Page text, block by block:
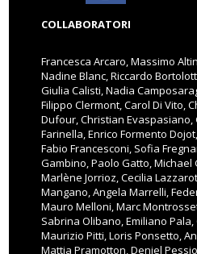
COLLABORATORI
Francesca Arcaro, Massimo
Nadine Blanc, Riccardo
Giulia Calisti, Nadia
Filippo Clermont, Carol Di Vito,
Dufour, Christian Evaspasiano,
Farinella, Enrico Formento
Fabio Francesconi, Sofia
Gambino, Paolo Gatto, Michael
Marlène Jorrioz, Cecilia
Mangano, Angela Marrelli,
Mauro Melloni, Marc
Sabrina Olibano, Emiliano
Maurizio Pitti, Loris Ponsetto,
Mattia Pramotton, Deniel